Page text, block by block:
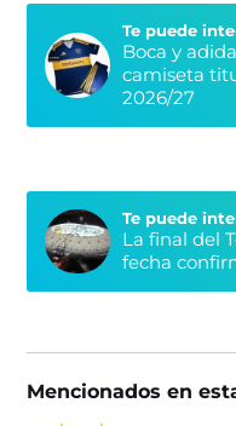
Te puede
Boca y
camiseta
2026/27
Te puede
La final del
fecha
Mencionados en